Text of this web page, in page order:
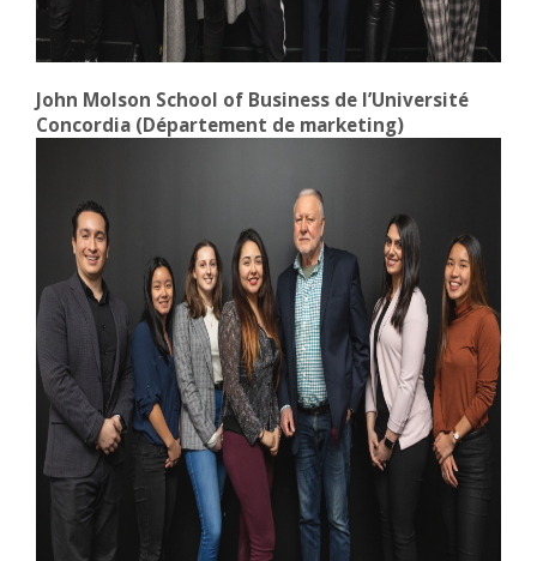
John Molson School of Business de l’Université
Concordia (Département de marketing)